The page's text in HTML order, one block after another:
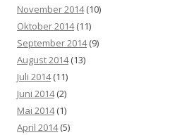
November 2014(10)
Oktober 2014(11)
September 2014(9)
August 2014(13)
Juli 2014(11)
Juni 2014(2)
Mai 2014(1)
April 2014(5)